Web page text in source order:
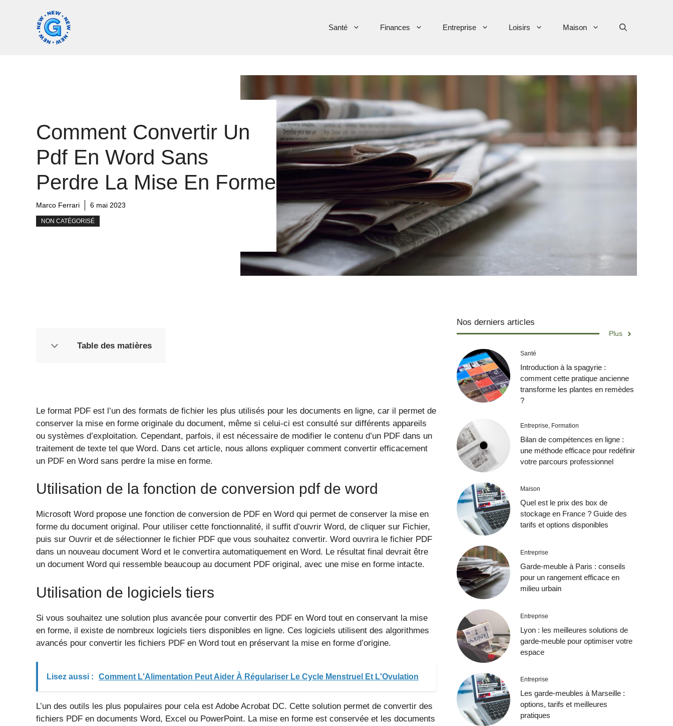
Santé Finances Entreprise Loisirs Maison
Comment Convertir Un
Pdf En Word Sans
Perdre La Mise En Forme
Marco Ferrari 6 mai 2023
NON CATÉGORISÉ
Table des matières
Le format PDF est l’un des formats de fichier les plus utilisés pour les documents en ligne, car il permet de
conserver la mise en forme originale du document, même si celui-ci est consulté sur différents appareils
ou systèmes d’exploitation. Cependant, parfois, il est nécessaire de modifier le contenu d’un PDF dans un
traitement de texte tel que Word. Dans cet article, nous allons expliquer comment convertir efficacement
un PDF en Word sans perdre la mise en forme.
Utilisation de la fonction de conversion pdf de word
Microsoft Word propose une fonction de conversion de PDF en Word qui permet de conserver la mise en
forme du document original. Pour utiliser cette fonctionnalité, il suffit d’ouvrir Word, de cliquer sur Fichier,
puis sur Ouvrir et de sélectionner le fichier PDF que vous souhaitez convertir. Word ouvrira le fichier PDF
dans un nouveau document Word et le convertira automatiquement en Word. Le résultat final devrait être
un document Word qui ressemble beaucoup au document PDF original, avec une mise en forme intacte.
Utilisation de logiciels tiers
Si vous souhaitez une solution plus avancée pour convertir des PDF en Word tout en conservant la mise
en forme, il existe de nombreux logiciels tiers disponibles en ligne. Ces logiciels utilisent des algorithmes
avancés pour convertir les fichiers PDF en Word tout en préservant la mise en forme d’origine.
Lisez aussi : Comment L'Alimentation Peut Aider À Régulariser Le Cycle Menstruel Et L'Ovulation
L’un des outils les plus populaires pour cela est Adobe Acrobat DC. Cette solution permet de convertir des
fichiers PDF en documents Word, Excel ou PowerPoint. La mise en forme est conservée et les documents
Nos derniers articles
Plus
Santé
Introduction à la spagyrie :
comment cette pratique ancienne
transforme les plantes en remèdes
?
Entreprise, Formation
Bilan de compétences en ligne :
une méthode efficace pour redéfinir
votre parcours professionnel
Maison
Quel est le prix des box de
stockage en France ? Guide des
tarifs et options disponibles
Entreprise
Garde-meuble à Paris : conseils
pour un rangement efficace en
milieu urbain
Entreprise
Lyon : les meilleures solutions de
garde-meuble pour optimiser votre
espace
Entreprise
Les garde-meubles à Marseille :
options, tarifs et meilleures
pratiques